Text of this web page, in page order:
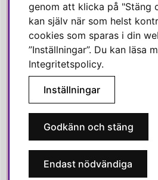
SVENSKA HEM
Varmt välkommen till Svenska Hem!
Vi värdesätter våra kunder högt och
om du har några frågor eller vill ha
010-35 00 610
E-post: e-handel@svenskahem.se
Våra butiker
genom att klicka på "Stäng
kan själv när som helst
cookies som sparas i din
”Inställningar”. Du kan läsa
Integritetspolicy.
Inställningar
Godkänn och stäng
Endast nödvändiga